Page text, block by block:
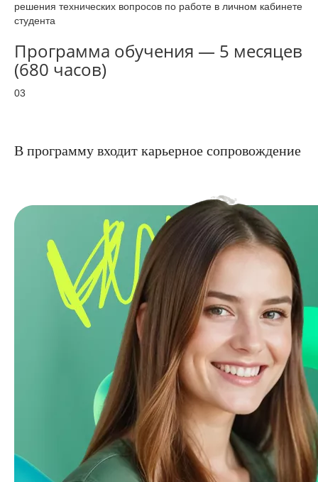
решения технических вопросов по работе в личном кабинете
студента
Программа обучения — 5 месяцев
(680 часов)
03
В программу входит карьерное сопровождение